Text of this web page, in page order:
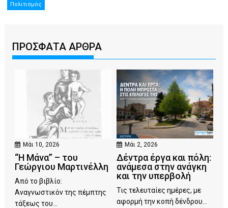
Πολιτισμός
ΠΡΟΣΦΑΤΑ ΑΡΘΡΑ
Μάι 10, 2026
“Η Μάνα” – του
Γεώργιου Μαρτινέλλη
Από το βιβλίο:
Αναγνωστικόν της πέμπτης
τάξεως του...
Μάι 2, 2026
Δέντρα έργα και πόλη:
ανάμεσα στην ανάγκη
και την υπερβολή
Τις τελευταίες ημέρες, με
αφορμή την κοπή δένδρου...